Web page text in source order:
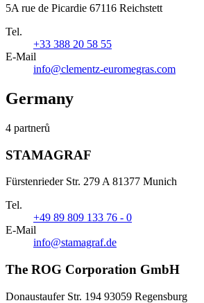
5A rue de Picardie 67116 Reichstett
Tel.
+33 388 20 58 55
E-Mail
info@clementz-euromegras.com
Germany
4 partnerů
STAMAGRAF
Fürstenrieder Str. 279 A 81377 Munich
Tel.
+49 89 809 133 76 - 0
E-Mail
info@stamagraf.de
The ROG Corporation GmbH
Donaustaufer Str. 194 93059 Regensburg